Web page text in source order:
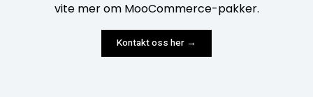
vite mer om MooCommerce-pakker.
Kontakt oss her →